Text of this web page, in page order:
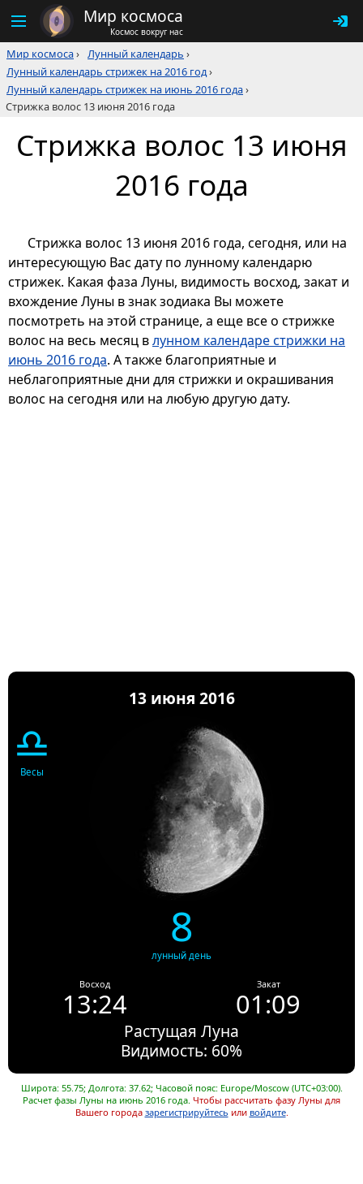
Мир космоса
Космос вокруг нас
Мир космоса› Лунный календарь ›
Лунный календарь стрижек на 2016 год›
Лунный календарь стрижек на июнь 2016 года›
Стрижка волос 13 июня 2016 года
Стрижка волос 13 июня
2016 года
Стрижка волос 13 июня 2016 года, сегодня, или на
интересующую Вас дату по лунному календарю
стрижек. Какая фаза Луны, видимость восход, закат и
вхождение Луны в знак зодиака Вы можете
посмотреть на этой странице, а еще все о стрижке
волос на весь месяц влунном календаре стрижки на
июнь 2016 года. А также благоприятные и
неблагоприятные дни для стрижки и окрашивания
волос на сегодня или на любую другую дату.
13 июня 2016
♎
Весы
8
лунный день
Восход
13:24
Закат
01:09
Растущая Луна
Видимость: 60%
Широта: 55.75; Долгота: 37.62; Часовой пояс: Europe/Moscow (UTC+03:00).
Расчет фазы Луны на июнь 2016 года. Чтобы рассчитать фазу Луны для
Вашего города зарегистрируйтесь или войдите.